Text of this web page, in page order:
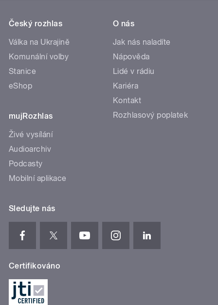
Český rozhlas
Válka na Ukrajině
Komunální volby
Stanice
eShop
mujRozhlas
Živé vysílání
Audioarchiv
Podcasty
Mobilní aplikace
O nás
Jak nás naladíte
Nápověda
Lidé v rádiu
Kariéra
Kontakt
Rozhlasový poplatek
Sledujte nás
Certifikováno